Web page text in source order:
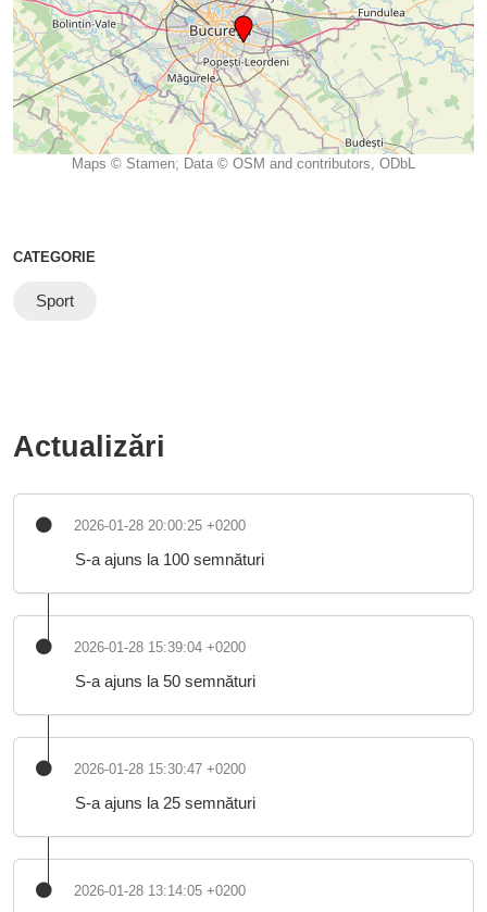
Maps © Stamen; Data © OSM and contributors, ODbL
CATEGORIE
Sport
Actualizări
2026-01-28 20:00:25 +0200
S-a ajuns la 100 semnături
2026-01-28 15:39:04 +0200
S-a ajuns la 50 semnături
2026-01-28 15:30:47 +0200
S-a ajuns la 25 semnături
2026-01-28 13:14:05 +0200